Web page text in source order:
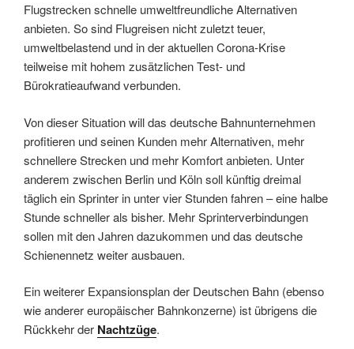
Flugstrecken schnelle umweltfreundliche Alternativen
anbieten. So sind Flugreisen nicht zuletzt teuer,
umweltbelastend und in der aktuellen Corona-Krise
teilweise mit hohem zusätzlichen Test- und
Bürokratieaufwand verbunden.
Von dieser Situation will das deutsche Bahnunternehmen
profitieren und seinen Kunden mehr Alternativen, mehr
schnellere Strecken und mehr Komfort anbieten. Unter
anderem zwischen Berlin und Köln soll künftig dreimal
täglich ein Sprinter in unter vier Stunden fahren – eine halbe
Stunde schneller als bisher. Mehr Sprinterverbindungen
sollen mit den Jahren dazukommen und das deutsche
Schienennetz weiter ausbauen.
Ein weiterer Expansionsplan der Deutschen Bahn (ebenso
wie anderer europäischer Bahnkonzerne) ist übrigens die
Rückkehr der Nachtzüge.